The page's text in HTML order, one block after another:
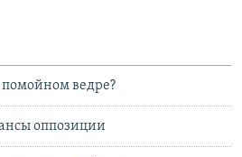
ведре?
оппозиции